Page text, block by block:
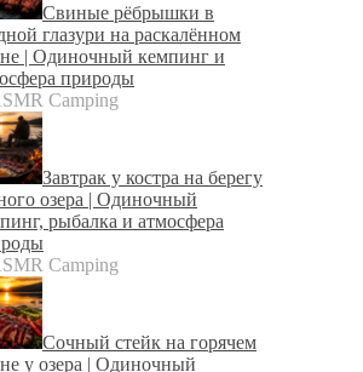
Свиные рёбрышки в
глазури на раскалённом
| Одиночный кемпинг и
природы
Camping
Завтрак у костра на берегу
озера | Одиночный
рыбалка и атмосфера
Camping
Сочный стейк на горячем
у озера | Одиночный